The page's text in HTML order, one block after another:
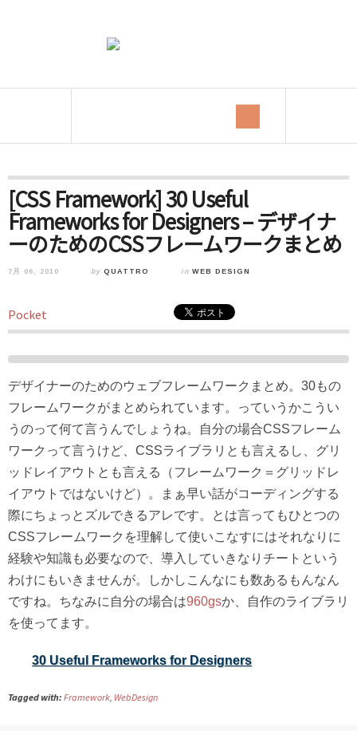
[CSS Framework] 30 Useful
Frameworks for Designers – デザイナ
ーのためのCSSフレームワークまとめ
7月 06, 2010 by QUATTRO in WEB DESIGN
Pocket
デザイナーのためのウェブフレームワークまとめ。30もの
フレームワークがまとめられています。っていうかこうい
うのって何て言うんでしょうね。自分の場合CSSフレーム
ワークって言うけど、CSSライブラリとも言えるし、グリ
ッドレイアウトとも言える（フレームワーク＝グリッドレ
イアウトではないけど）。まぁ早い話がコーディングする
際にちょっとズルできるアレです。とは言ってもひとつの
CSSフレームワークを理解して使いこなすにはそれなりに
経験や知識も必要なので、導入していきなりチートという
わけにもいきませんが。しかしこんなにも数あるもんなん
ですね。ちなみに自分の場合は960gsか、自作のライブラリ
を使ってます。
30 Useful Frameworks for Designers
Tagged with: Framework, WebDesign